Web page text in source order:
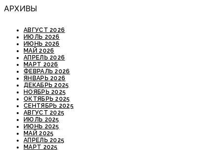
АРХИВЫ
АВГУСТ 2026
ИЮЛЬ 2026
ИЮНЬ 2026
МАЙ 2026
АПРЕЛЬ 2026
МАРТ 2026
ФЕВРАЛЬ 2026
ЯНВАРЬ 2026
ДЕКАБРЬ 2025
НОЯБРЬ 2025
ОКТЯБРЬ 2025
СЕНТЯБРЬ 2025
АВГУСТ 2025
ИЮЛЬ 2025
ИЮНЬ 2025
МАЙ 2025
АПРЕЛЬ 2025
МАРТ 2025